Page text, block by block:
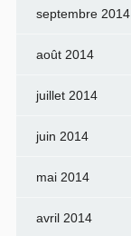
septembre 2014
août 2014
juillet 2014
juin 2014
mai 2014
avril 2014